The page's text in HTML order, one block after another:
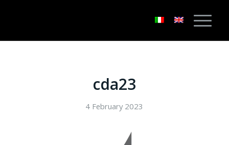
cda23
4 February 2023